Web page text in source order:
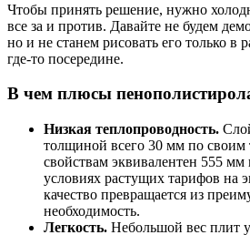
Чтобы принять решение, нужно
все за и против. Давайте не будем
но и не станем рисовать его только в
где-то посередине.
В чем плюсы
Низкая теплопроводность.
толщиной всего 30 мм по
свойствам эквивалентен 555
условиях растущих тарифов на
качество превращается из
необходимость.
Легкость. Небольшой вес плит